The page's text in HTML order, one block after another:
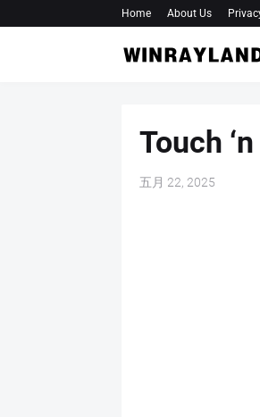
Home About Us
Touch
五月 22, 2025